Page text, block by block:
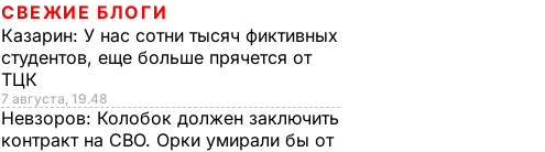
СВЕЖИЕ БЛОГИ
Казарин: У нас сотни тысяч фиктивных
студентов, еще больше прячется от
ТЦК
7 августа, 19.48
Невзоров: Колобок должен заключить
контракт на СВО. Орки умирали бы от